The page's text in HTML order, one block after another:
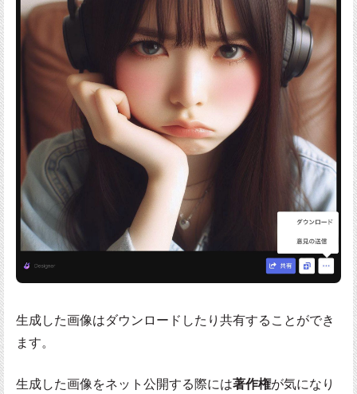
生成した画像はダウンロードしたり共有することができ
ます。
生成した画像をネット公開する際には著作権が気になり